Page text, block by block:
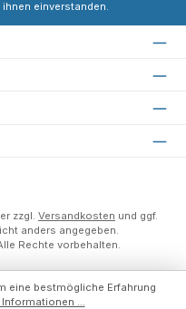
einverstanden.
zzgl. Versandkosten und ggf.
anders angegeben.
Rechte vorbehalten.
eine bestmögliche Erfahrung
...